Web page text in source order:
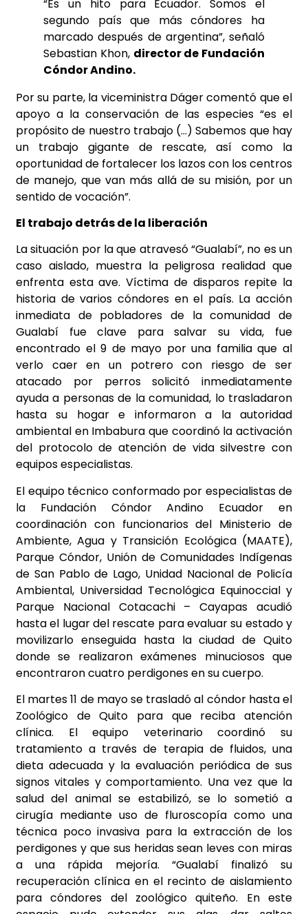
“Es un hito para Ecuador. Somos el
segundo país que más cóndores ha
marcado después de argentina”, señaló
Sebastian Khon, director de Fundación
Cóndor Andino.
Por su parte, la viceministra Dáger comentó que el
apoyo a la conservación de las especies “es el
propósito de nuestro trabajo (…) Sabemos que hay
un trabajo gigante de rescate, así como la
oportunidad de fortalecer los lazos con los centros
de manejo, que van más allá de su misión, por un
sentido de vocación”.
El trabajo detrás de la liberación
La situación por la que atravesó “Gualabí”, no es un
caso aislado, muestra la peligrosa realidad que
enfrenta esta ave. Víctima de disparos repite la
historia de varios cóndores en el país. La acción
inmediata de pobladores de la comunidad de
Gualabí fue clave para salvar su vida, fue
encontrado el 9 de mayo por una familia que al
verlo caer en un potrero con riesgo de ser
atacado por perros solicitó inmediatamente
ayuda a personas de la comunidad, lo trasladaron
hasta su hogar e informaron a la autoridad
ambiental en Imbabura que coordinó la activación
del protocolo de atención de vida silvestre con
equipos especialistas.
El equipo técnico conformado por especialistas de
la Fundación Cóndor Andino Ecuador en
coordinación con funcionarios del Ministerio de
Ambiente, Agua y Transición Ecológica (MAATE),
Parque Cóndor, Unión de Comunidades Indígenas
de San Pablo de Lago, Unidad Nacional de Policía
Ambiental, Universidad Tecnológica Equinoccial y
Parque Nacional Cotacachi – Cayapas acudió
hasta el lugar del rescate para evaluar su estado y
movilizarlo enseguida hasta la ciudad de Quito
donde se realizaron exámenes minuciosos que
encontraron cuatro perdigones en su cuerpo.
El martes 11 de mayo se trasladó al cóndor hasta el
Zoológico de Quito para que reciba atención
clínica. El equipo veterinario coordinó su
tratamiento a través de terapia de fluidos, una
dieta adecuada y la evaluación periódica de sus
signos vitales y comportamiento. Una vez que la
salud del animal se estabilizó, se lo sometió a
cirugía mediante uso de fluroscopía como una
técnica poco invasiva para la extracción de los
perdigones y que sus heridas sean leves con miras
a una rápida mejoría. “Gualabí finalizó su
recuperación clínica en el recinto de aislamiento
para cóndores del zoológico quiteño. En este